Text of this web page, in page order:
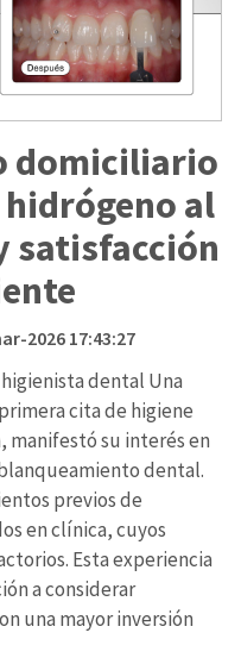
domiciliario
al
satisfacción
2026 17:43:27
dental Una
cita de higiene
manifestó su interés en
dental.
previos de
en clínica, cuyos
Esta experiencia
a considerar
una mayor inversión